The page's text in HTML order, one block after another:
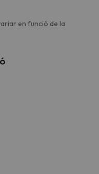
en funció de la